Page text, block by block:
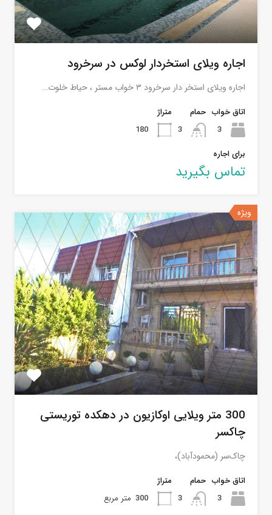
اجاره ویلای استخردار لوکس در سرخرود
اجاره ویلای استخر دار سرخرود ٣ خواب مستر ، حياط خلوت…
اتاق خواب
3
حمام
3
متراژ
180
برای اجاره
تماس بگیرید
ویژه
300 متر ویلایی اوکازیون در دهکده توریستی
چاکسر
چاک‌سر (محمودآباد)،
اتاق خواب
3
حمام
3
متراژ
300 متر مربع